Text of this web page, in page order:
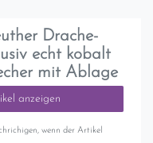
Drache-
echt kobalt
mit Ablage
anzeigen
wenn der Artikel